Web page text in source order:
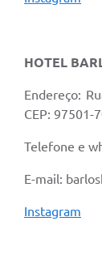
HOTEL
Endereço:
CEP: 97501-
Telefone e
E-mail:
Instagram